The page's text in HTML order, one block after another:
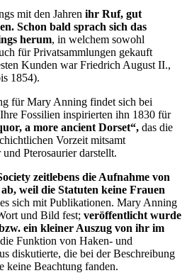
mit den Jahren ihr Ruf, gut
Schon bald sprach sich das
herum, in welchem sowohl
für Privatsammlungen gekauft
Kunden war Friedrich August II.,
1854).
für Mary Anning findet sich bei
Fossilien inspirierten ihn 1830 für
a more ancient Dorset“, das die
Vorzeit mitsamt
Pterosaurier darstellt.
zeitlebens die Aufnahme von
weil die Statuten keine Frauen
sich mit Publikationen. Mary Anning
und Bild fest; veröffentlicht wurde
ein kleiner Auszug von ihr im
Funktion von Haken- und
diskutierte, die bei der Beschreibung
keine Beachtung fanden.